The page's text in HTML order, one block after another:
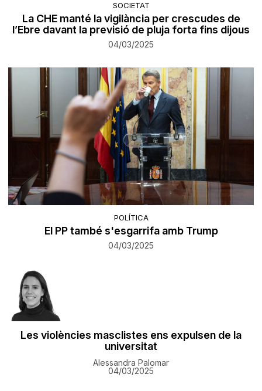
SOCIETAT
La CHE manté la vigilància per crescudes de
l’Ebre davant la previsió de pluja forta fins dijous
04/03/2025
POLÍTICA
El PP també s'esgarrifa amb Trump
04/03/2025
Les violències masclistes ens expulsen de la
universitat
Alessandra Palomar
04/03/2025